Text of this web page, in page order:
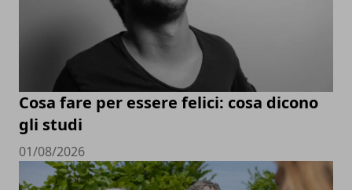
Cosa fare per essere felici: cosa dicono
gli studi
01/08/2026